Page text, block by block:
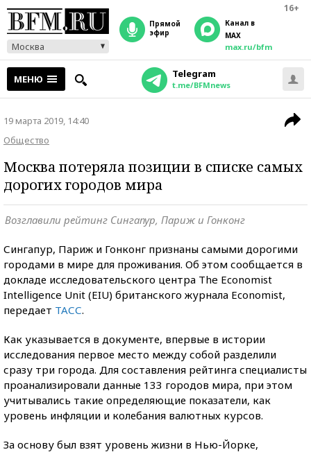
16+
Москва
прямой
эфир
Канал в
MAX
max.ru/bfm
МЕНЮ Telegram
t.me/BFMnews
19 марта 2019, 14:40
Общество
Москва потеряла позиции в списке самых
дорогих городов мира
Возглавили рейтинг Сингапур, Париж и Гонконг
Сингапур, Париж и Гонконг признаны самыми дорогими
городами в мире для проживания. Об этом сообщается в
докладе исследовательского центра The Economist
Intelligence Unit (EIU) британского журнала Economist,
передает ТАСС.
Как указывается в документе, впервые в истории
исследования первое место между собой разделили
сразу три города. Для составления рейтинга специалисты
проанализировали данные 133 городов мира, при этом
учитывались такие определяющие показатели, как
уровень инфляции и колебания валютных курсов.
За основу был взят уровень жизни в Нью-Йорке,